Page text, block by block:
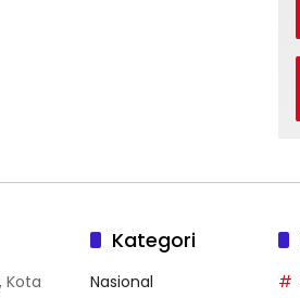
Kota
Kategori
Nasional